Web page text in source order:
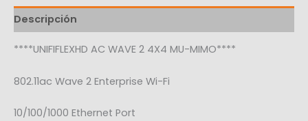
Descripción
****UNIFIFLEXHD AC WAVE 2 4X4 MU-MIMO****
802.11ac Wave 2 Enterprise Wi-Fi
10/100/1000 Ethernet Port